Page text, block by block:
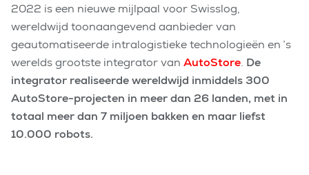
2022 is een nieuwe mijlpaal voor Swisslog,
wereldwijd toonaangevend aanbieder van
geautomatiseerde intralogistieke technologieën en ’s
werelds grootste integrator van AutoStore. De
integrator realiseerde wereldwijd inmiddels 300
AutoStore-projecten in meer dan 26 landen, met in
totaal meer dan 7 miljoen bakken en maar liefst
10.000 robots.